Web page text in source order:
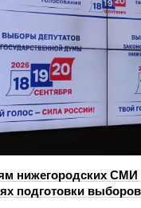
нижегородских СМИ
подготовки выборов